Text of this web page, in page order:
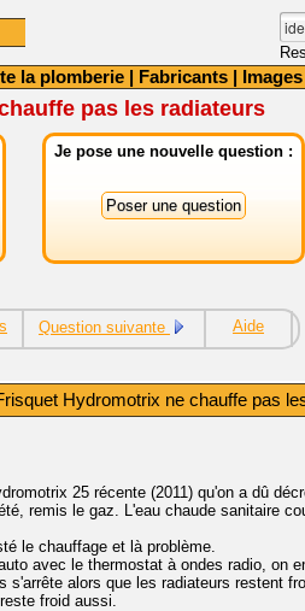
la plomberie | Fabricants | Images
pas les radiateurs
Je pose une nouvelle question :
Question suivante Aide
Hydromotrix ne chauffe pas
25 récente (2011) qu'on a dû
remis le gaz. L'eau chaude sanitaire
le chauffage et là problème.
avec le thermostat à ondes radio, on
s'arrête alors que les radiateurs restent
froid aussi.